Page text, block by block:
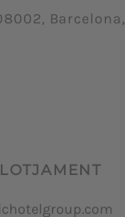
Barcelona,